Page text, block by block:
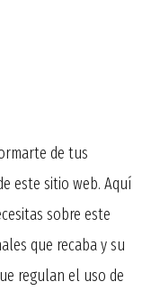
de tus
este sitio web. Aquí
sobre este
que recaba y su
regulan el uso de